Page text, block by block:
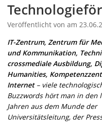
Veröffentlicht von am
IT-Zentrum, Zentrum für
und Kommunikation,
crossmediale Ausbildung,
Humanities,
Internet– viele
Buzzwords hört man in den
Jahren aus dem Munde der
Universitätsleitung, der